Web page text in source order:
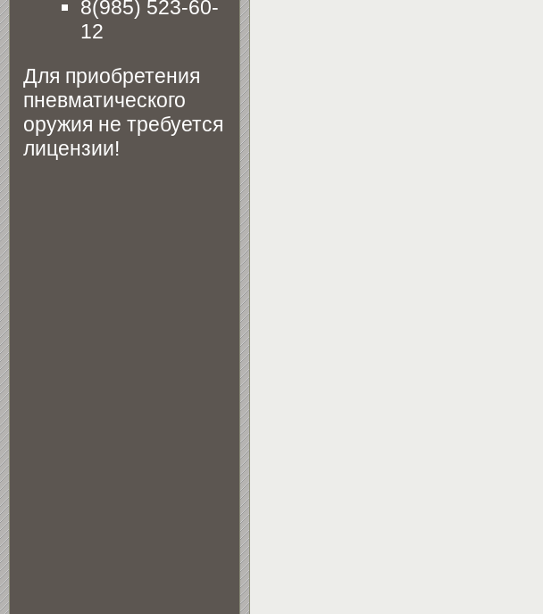
8(985) 523-60-
12
Для приобретения
пневматического
оружия не требуется
лицензии!